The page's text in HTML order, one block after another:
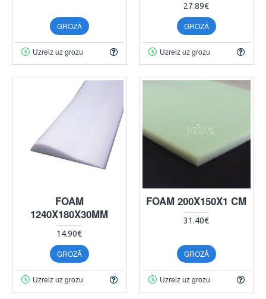
GROZĀ
Uzreiz uz grozu
27.89€
GROZĀ
Uzreiz uz grozu
FOAM
1240X180X30MM
14.90€
GROZĀ
Uzreiz uz grozu
FOAM 200X150X1 CM
31.40€
GROZĀ
Uzreiz uz grozu